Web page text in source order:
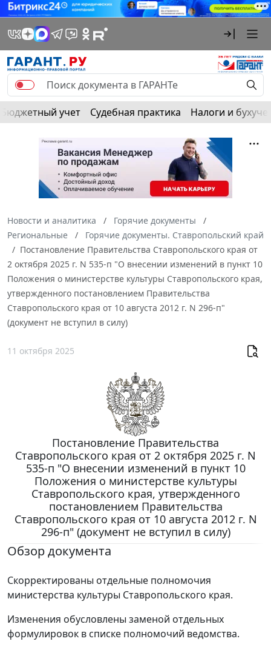
Бюджетный учет Судебная практика Налоги и
Новости и аналитика
Горячие документы
Региональные
Горячие документы. Ставропольский край
Постановление Правительства Ставропольского края от
2 октября 2025 г. N 535-п "О внесении изменений в пункт 10
Положения о министерстве культуры Ставропольского края,
утвержденного постановлением Правительства
Ставропольского края от 10 августа 2012 г. N 296-п"
(документ не вступил в силу)
11 октября 2025
Постановление Правительства
Ставропольского края от 2 октября 2025 г. N
535-п "О внесении изменений в пункт 10
Положения о министерстве культуры
Ставропольского края, утвержденного
постановлением Правительства
Ставропольского края от 10 августа 2012 г. N
296-п" (документ не вступил в силу)
Обзор документа
Скорректированы отдельные полномочия
министерства культуры Ставропольского края.
Изменения обусловлены заменой отдельных
формулировок в списке полномочий ведомства.